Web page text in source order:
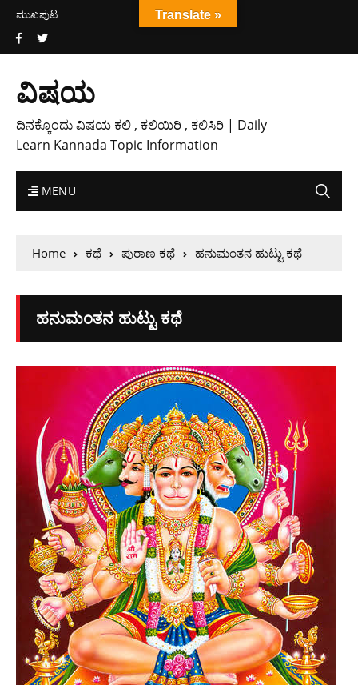
ಮುಖಪುಟ
ವಿಷಯ
ದಿನಕ್ಕೊಂದು ವಿಷಯ ಕಲಿ , ಕಲಿಯಿರಿ , ಕಲಿಸಿರಿ | Daily
Learn Kannada Topic Information
MENU
Home ಕಥೆ ಪುರಾಣ ಕಥೆ ಹನುಮಂತನ ಹುಟ್ಟು ಕಥೆ
ಹನುಮಂತನ ಹುಟ್ಟು ಕಥೆ
Translate »